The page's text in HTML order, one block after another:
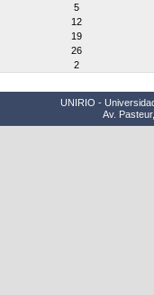
5
12
19
26
2
UNIRIO -
Av.